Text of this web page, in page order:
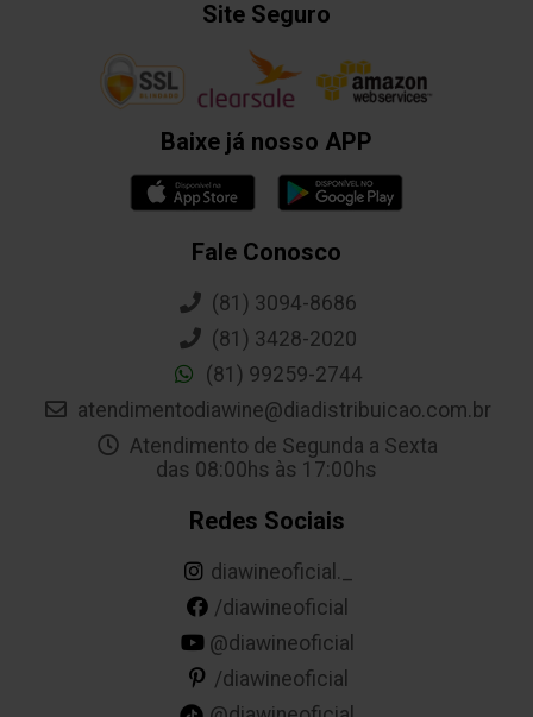
Site Seguro
Baixe já nosso APP
Fale Conosco
(81) 3094-8686
(81) 3428-2020
(81) 99259-2744
atendimentodiawine@diadistribuicao.com.br
Atendimento de Segunda a Sexta
das 08:00hs às 17:00hs
Redes Sociais
diawineoficial._
/diawineoficial
@diawineoficial
/diawineoficial